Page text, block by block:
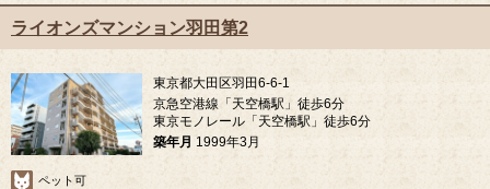
ライオンズマンション羽田第2
東京都大田区羽田6-6-1
京急空港線「天空橋駅」徒歩6分
東京モノレール「天空橋駅」徒歩6分
築年月 1999年3月
ペット可